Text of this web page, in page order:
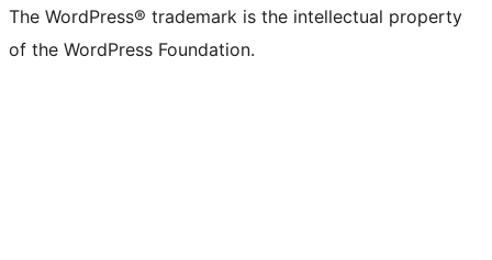
The WordPress® trademark is the intellectual property
of the WordPress Foundation.